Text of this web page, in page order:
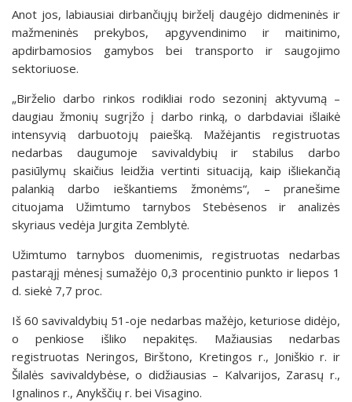
Anot jos, labiausiai dirbančiųjų birželį daugėjo didmeninės ir
mažmeninės prekybos, apgyvendinimo ir maitinimo,
apdirbamosios gamybos bei transporto ir saugojimo
sektoriuose.
„Birželio darbo rinkos rodikliai rodo sezoninį aktyvumą –
daugiau žmonių sugrįžo į darbo rinką, o darbdaviai išlaikė
intensyvią darbuotojų paiešką. Mažėjantis registruotas
nedarbas daugumoje savivaldybių ir stabilus darbo
pasiūlymų skaičius leidžia vertinti situaciją, kaip išliekančią
palankią darbo ieškantiems žmonėms“, – pranešime
cituojama Užimtumo tarnybos Stebėsenos ir analizės
skyriaus vedėja Jurgita Zemblytė.
Užimtumo tarnybos duomenimis, registruotas nedarbas
pastarąjį mėnesį sumažėjo 0,3 procentinio punkto ir liepos 1
d. siekė 7,7 proc.
Iš 60 savivaldybių 51-oje nedarbas mažėjo, keturiose didėjo,
o penkiose išliko nepakitęs. Mažiausias nedarbas
registruotas Neringos, Birštono, Kretingos r., Joniškio r. ir
Šilalės savivaldybėse, o didžiausias – Kalvarijos, Zarasų r.,
Ignalinos r., Anykščių r. bei Visagino.